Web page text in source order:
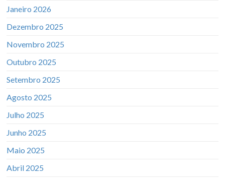
Janeiro 2026
Dezembro 2025
Novembro 2025
Outubro 2025
Setembro 2025
Agosto 2025
Julho 2025
Junho 2025
Maio 2025
Abril 2025